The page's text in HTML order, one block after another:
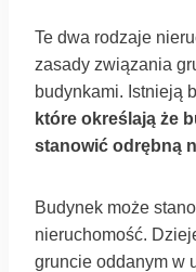
Te dwa rodzaje
zasady związania
budynkami. Istnieją
które określają że
stanowić odrębną
Budynek może
nieruchomość.
gruncie oddanym w